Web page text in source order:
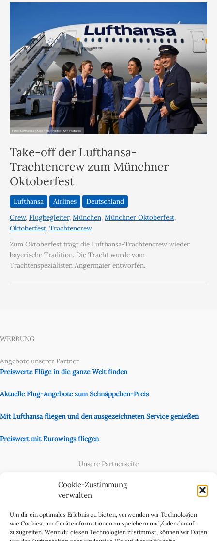
Cookie-Zustimmung
verwalten
Um dir ein optimales Erlebnis zu bieten, verwenden wir Technologien
wie Cookies, um Geräteinformationen zu speichern und/oder darauf
zuzugreifen. Wenn du diesen Technologien zustimmst, können wir Daten
Take-off der Lufthansa-
Trachtencrew zum Münchner
Oktoberfest
Lufthansa Airlines
Deutschland
Crew, Flugbegleiter, München, Münchner Oktoberfest,
Oktoberfest, Trachtencrew
Zum Oktoberfest trägt die Lufthansa-Trachtencrew wieder
bayerische Tradition. Die Tracht wurde vom
Trachtenspezialisten Angermaier entworfen.
WERBUNG
Angebote unserer Partner
Preiswerte Flüge in die ganze Welt finden
Aktuelle Flug-Angebote zum Schnäppchen-Preis
Mit Lufthansa fliegen und den ausgezeichneten Service genießen
Preiswert mit Eurowings fliegen
Unsere Partnerseite